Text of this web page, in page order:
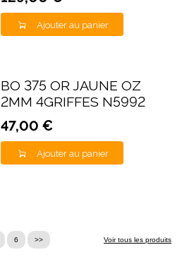
Ajouter au panier
BO 375 OR JAUNE OZ
2MM 4GRIFFES N5992
47,00 €
Ajouter au panier
6 >> Voir tous les produits